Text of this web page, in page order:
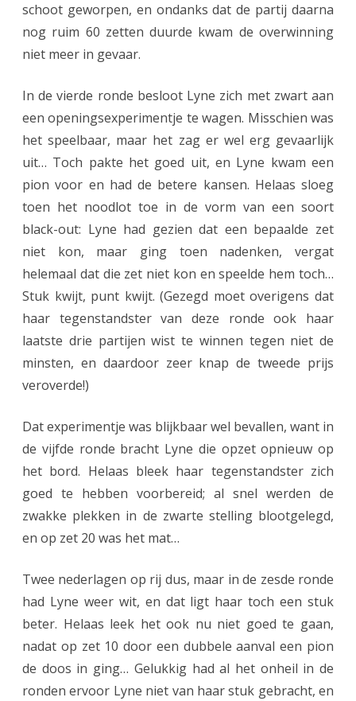
L
e
a
w
i
s
e
l
g
t
e
r
n
o
schoot geworpen, en ondanks dat de partij daarna
nog ruim 60 zetten duurde kwam de overwinning
niet meer in gevaar.
In de vierde ronde besloot Lyne zich met zwart aan
een openingsexperimentje te wagen. Misschien was
het speelbaar, maar het zag er wel erg gevaarlijk
uit… Toch pakte het goed uit, en Lyne kwam een
pion voor en had de betere kansen. Helaas sloeg
toen het noodlot toe in de vorm van een soort
black-out: Lyne had gezien dat een bepaalde zet
niet kon, maar ging toen nadenken, vergat
helemaal dat die zet niet kon en speelde hem toch…
Stuk kwijt, punt kwijt. (Gezegd moet overigens dat
haar tegenstandster van deze ronde ook haar
laatste drie partijen wist te winnen tegen niet de
minsten, en daardoor zeer knap de tweede prijs
veroverde!)
Dat experimentje was blijkbaar wel bevallen, want in
de vijfde ronde bracht Lyne die opzet opnieuw op
het bord. Helaas bleek haar tegenstandster zich
goed te hebben voorbereid; al snel werden de
zwakke plekken in de zwarte stelling blootgelegd,
en op zet 20 was het mat…
Twee nederlagen op rij dus, maar in de zesde ronde
had Lyne weer wit, en dat ligt haar toch een stuk
beter. Helaas leek het ook nu niet goed te gaan,
nadat op zet 10 door een dubbele aanval een pion
de doos in ging… Gelukkig had al het onheil in de
ronden ervoor Lyne niet van haar stuk gebracht, en